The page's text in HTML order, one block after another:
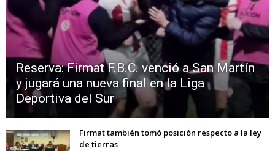
Reserva: Firmat F.B.C. venció a San Martín
y jugará una nueva final en la Liga
Deportiva del Sur
Firmat también tomó posición respecto a la ley
de tierras